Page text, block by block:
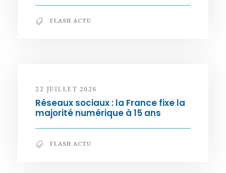
FLASH ACTU
22 JUILLET 2026
Réseaux sociaux : la France fixe la
majorité numérique à 15 ans
FLASH ACTU